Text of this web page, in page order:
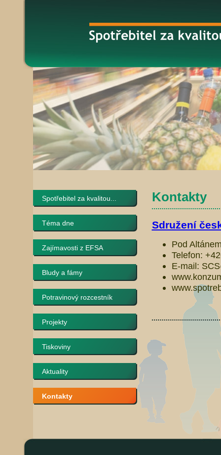
Spotřebitel za kvalitou...
Téma dne
Zajímavosti z EFSA
Bludy a fámy
Potravinový rozcestník
Projekty
Tiskoviny
Aktuality
Kontakty
Kontakty
Sdružení
Pod
Telefon:
E-mail: